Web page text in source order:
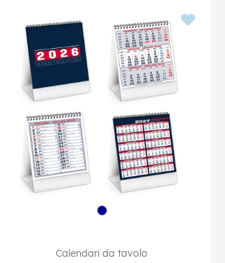
Calendari da tavolo